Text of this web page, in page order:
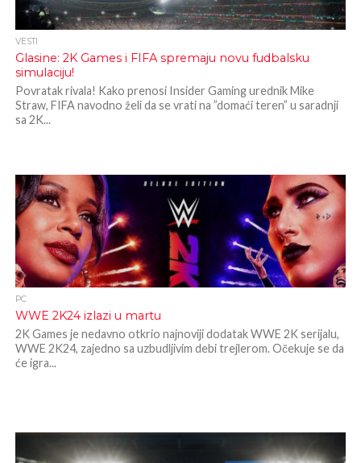
VESTI
Glasine: 2K Games i FIFA spremaju novu fudbalsku
simulaciju!
Povratak rivala! Kako prenosi Insider Gaming urednik Mike
Straw, FIFA navodno želi da se vrati na ”domaći teren” u saradnji
sa 2K...
PC
WWE 2K24 izlazi u martu
2K Games je nedavno otkrio najnoviji dodatak WWE 2K serijalu,
WWE 2K24, zajedno sa uzbudljivim debi trejlerom. Očekuje se da
će igra...